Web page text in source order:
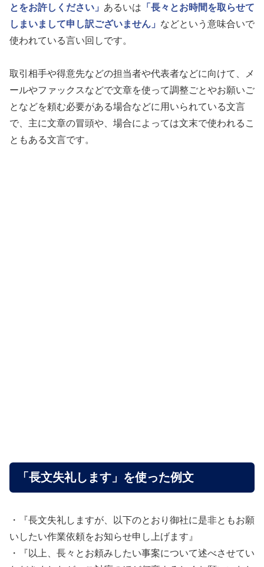
とをお許しください」 あるいは 「長々とお時間を取らせて
しまいまして申し訳ございません」 などという意味合いで
使われている言い回しです。
取引相手や得意先などの担当者や代表者などに向けて、メ
ールやファックスなどで文章を使って調整ごとやお願いご
となどを頼む必要がある場合などに用いられている文言
で、主に文章の冒頭や、場合によっては文末で使われるこ
ともある文言です。
「長文失礼します」を使った例文
・『長文失礼しますが、以下のとおり御社に是非ともお願
いしたい作業依頼をお知らせ申し上げます』
・『以上、長々とお頼みしたい事案について述べさせてい